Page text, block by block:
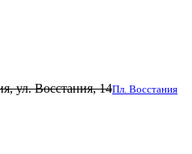
ул. Восстания, 14Пл. Восстания